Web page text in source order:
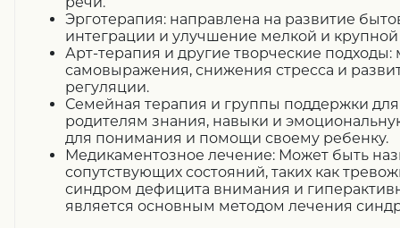
Эрготерапия: направлена на развитие
интеграции и улучшение мелкой и
Арт-терапия и другие творческие
самовыражения, снижения стресса и
регуляции.
Семейная терапия и группы поддержки
родителям знания, навыки и
для понимания и помощи своему ребенку.
Медикаментозное лечение: Может быть
сопутствующих состояний, таких как
синдром дефицита внимания и
является основным методом лечения